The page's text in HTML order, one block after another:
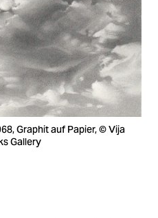
Graphit auf Papier, © Vija
Gallery